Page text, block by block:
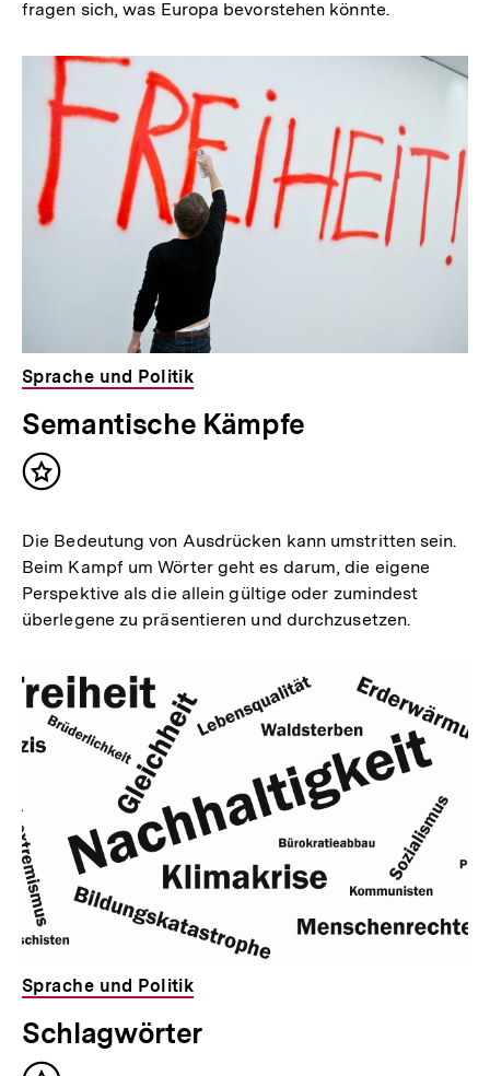
fragen sich, was Europa bevorstehen könnte.
Sprache und Politik
Semantische Kämpfe
Inhalt
Die Bedeutung von Ausdrücken kann umstritten sein.
Beim Kampf um Wörter geht es darum, die eigene
Perspektive als die allein gültige oder zumindest
überlegene zu präsentieren und durchzusetzen.
Sprache und Politik
Schlagwörter